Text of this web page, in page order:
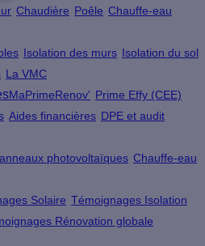
Chaudière Poêle Chauffe-eau
Isolation des murs Isolation du sol
La VMC
MaPrimeRenov' Prime Effy (CEE)
Aides financières DPE et audit
photovoltaïques Chauffe-eau
Solaire Témoignages Isolation
Rénovation globale